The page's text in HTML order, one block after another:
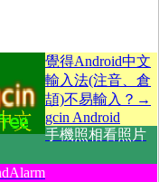
覺得Android中文
輸入法(注音、倉
頡)不易輸入？→
gcin Android
手機照相看照片